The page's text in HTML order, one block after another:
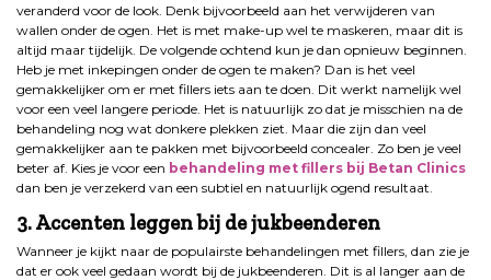
veranderd voor de look. Denk bijvoorbeeld aan het verwijderen van
wallen onder de ogen. Het is met make-up wel te maskeren, maar dit is
altijd maar tijdelijk. De volgende ochtend kun je dan opnieuw beginnen.
Heb je met inkepingen onder de ogen te maken? Dan is het veel
gemakkelijker om er met fillers iets aan te doen. Dit werkt namelijk wel
voor een veel langere periode. Het is natuurlijk zo dat je misschien na de
behandeling nog wat donkere plekken ziet. Maar die zijn dan veel
gemakkelijker aan te pakken met bijvoorbeeld concealer. Zo ben je veel
beter af. Kies je voor een behandeling met fillers bij Betan Clinics
dan ben je verzekerd van een subtiel en natuurlijk ogend resultaat.
3. Accenten leggen bij de jukbeenderen
Wanneer je kijkt naar de populairste behandelingen met fillers, dan zie je
dat er ook veel gedaan wordt bij de jukbeenderen. Dit is al langer aan de